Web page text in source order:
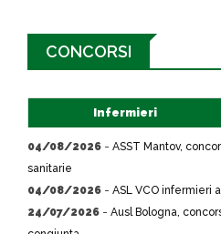
CONCORSI
Infermieri
04/08/2026 - ASST Mantov,
sanitarie
04/08/2026 - ASL VCO infermieri
24/07/2026 - Ausl Bologna,